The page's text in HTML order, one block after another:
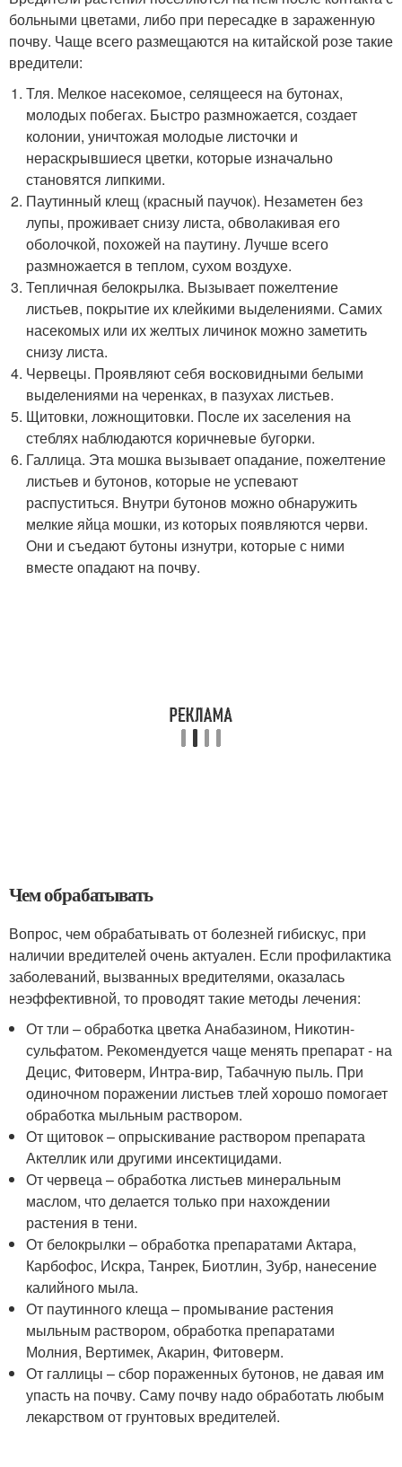
больными цветами, либо при пересадке в зараженную
почву. Чаще всего размещаются на китайской розе такие
вредители:
Тля. Мелкое насекомое, селящееся на бутонах,
молодых побегах. Быстро размножается, создает
колонии, уничтожая молодые листочки и
нераскрывшиеся цветки, которые изначально
становятся липкими.
Паутинный клещ (красный паучок). Незаметен без
лупы, проживает снизу листа, обволакивая его
оболочкой, похожей на паутину. Лучше всего
размножается в теплом, сухом воздухе.
Тепличная белокрылка. Вызывает пожелтение
листьев, покрытие их клейкими выделениями. Самих
насекомых или их желтых личинок можно заметить
снизу листа.
Червецы. Проявляют себя восковидными белыми
выделениями на черенках, в пазухах листьев.
Щитовки, ложнощитовки. После их заселения на
стеблях наблюдаются коричневые бугорки.
Галлица. Эта мошка вызывает опадание, пожелтение
листьев и бутонов, которые не успевают
распуститься. Внутри бутонов можно обнаружить
мелкие яйца мошки, из которых появляются черви.
Они и съедают бутоны изнутри, которые с ними
вместе опадают на почву.
Чем обрабатывать
Вопрос, чем обрабатывать от болезней гибискус, при
наличии вредителей очень актуален. Если профилактика
заболеваний, вызванных вредителями, оказалась
неэффективной, то проводят такие методы лечения:
От тли – обработка цветка Анабазином, Никотин-
сульфатом. Рекомендуется чаще менять препарат - на
Децис, Фитоверм, Интра-вир, Табачную пыль. При
одиночном поражении листьев тлей хорошо помогает
обработка мыльным раствором.
От щитовок – опрыскивание раствором препарата
Актеллик или другими инсектицидами.
От червеца – обработка листьев минеральным
маслом, что делается только при нахождении
растения в тени.
От белокрылки – обработка препаратами Актара,
Карбофос, Искра, Танрек, Биотлин, Зубр, нанесение
калийного мыла.
От паутинного клеща – промывание растения
мыльным раствором, обработка препаратами
Молния, Вертимек, Акарин, Фитоверм.
От галлицы – сбор пораженных бутонов, не давая им
упасть на почву. Саму почву надо обработать любым
лекарством от грунтовых вредителей.